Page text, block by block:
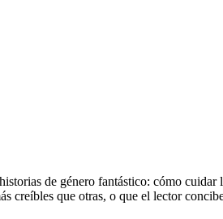
de género fantástico: cómo
creíbles que otras, o que el lector